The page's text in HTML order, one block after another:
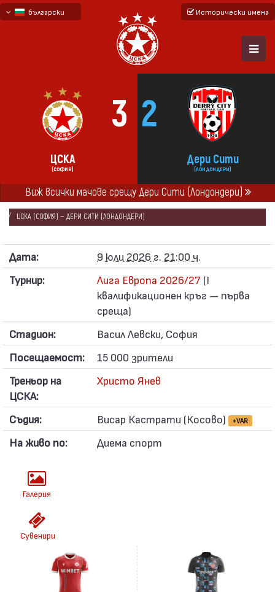
български
Исторически имена
3 2
ЦСКА
(СОФИЯ)
Дери Сити
(ЛОНДОНДЕРИ)
Виж всички мачове срещу Дери Сити (Лондондери)
НАЧАЛО СЕЗОНИ 2026/27
ЛИГА ЕВРОПА 2026/27
ЦСКА (СОФИЯ) — ДЕРИ СИТИ (ЛОНДОНДЕРИ)
Дата:
9 юли 2026 г. 21:00 ч.
Турнир:
Лига Европа 2026/27 (I
квалификационен кръг — първа
среща)
Стадион:
Васил Левски, София
Посещаемост:
15 000 зрители
Треньор на
ЦСКА:
Христо Янев
Съдия: Висар Кастрати (Косово) +VAR
На живо по: Диема спорт
Галерия
Сувенири